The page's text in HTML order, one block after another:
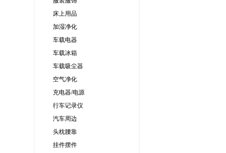
床上用品
加湿净化
车载电器
车载冰箱
车载吸尘器
空气净化
充电器/电源
行车记录仪
汽车周边
头枕腰靠
挂件摆件